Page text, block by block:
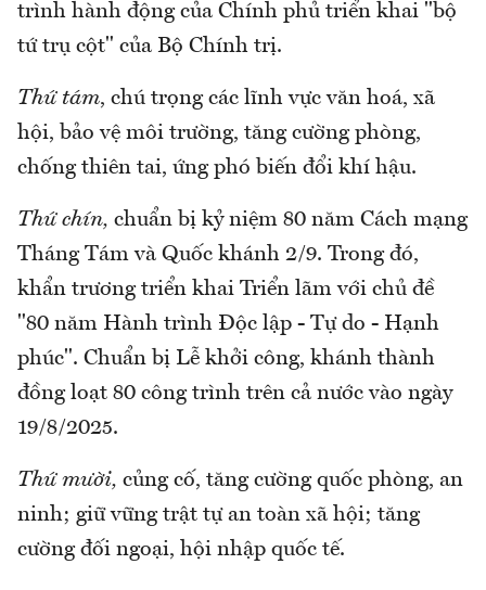
trình hành động của Chính phủ triển khai "bộ
tứ trụ cột" của Bộ Chính trị.
Thứ tám, chú trọng các lĩnh vực văn hoá, xã
hội, bảo vệ môi trường, tăng cường phòng,
chống thiên tai, ứng phó biến đổi khí hậu.
Thứ chín, chuẩn bị kỷ niệm 80 năm Cách mạng
Tháng Tám và Quốc khánh 2/9. Trong đó,
khẩn trương triển khai Triển lãm với chủ đề
"80 năm Hành trình Độc lập - Tự do - Hạnh
phúc". Chuẩn bị Lễ khởi công, khánh thành
đồng loạt 80 công trình trên cả nước vào ngày
19/8/2025.
Thứ mười, củng cố, tăng cường quốc phòng, an
ninh; giữ vững trật tự an toàn xã hội; tăng
cường đối ngoại, hội nhập quốc tế.